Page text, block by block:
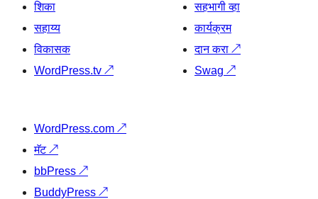
शिका
सहाय्य
विकासक
WordPress.tv ↗
सहभागी व्हा
कार्यक्रम
दान करा ↗
Swag ↗
WordPress.com ↗
मॅट↗
bbPress ↗
BuddyPress ↗